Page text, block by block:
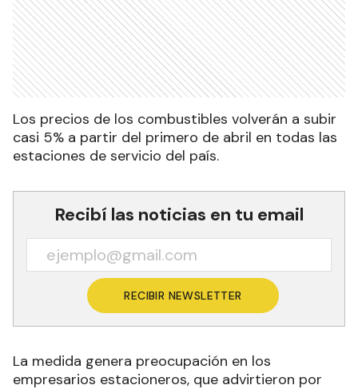
Los precios de los combustibles volverán a subir
casi 5% a partir del primero de abril en todas las
estaciones de servicio del país.
Recibí las noticias en tu email
RECIBIR NEWSLETTER
La medida genera preocupación en los
empresarios estacioneros, que advirtieron por